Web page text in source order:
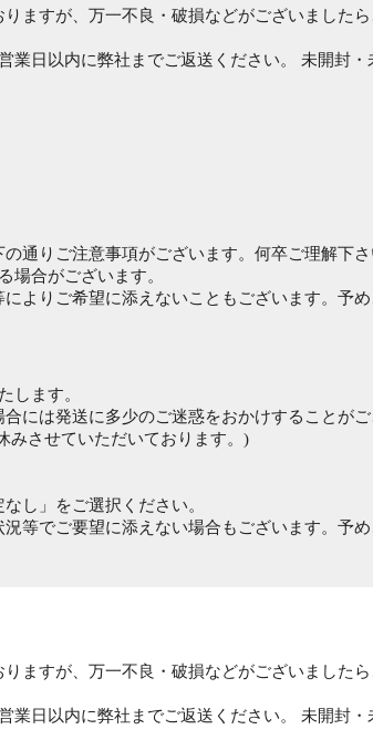
ますが、万一不良・破損などがございました
業日以内に弊社までご返送ください。 未開封・
通りご注意事項がございます。何卒ご理解下さ
場合がございます。
よりご希望に添えないこともございます。予め
します。
には発送に多少のご迷惑をおかけすることがご
みさせていただいております。)
し」をご選択ください。
等でご要望に添えない場合もございます。予め
ますが、万一不良・破損などがございました
業日以内に弊社までご返送ください。 未開封・